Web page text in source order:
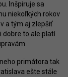
Inšpiruje sa
niekoľkých rokov
a tým aj zlepšiť
dobre to ale platí
primátora tak
ešte stále